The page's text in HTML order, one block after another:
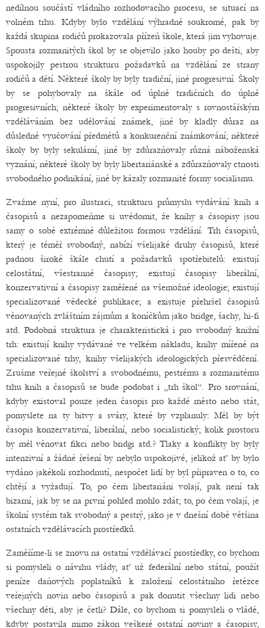
nedílnou součástí vládního rozhodovacího procesu, se situací na
volném trhu. Kdyby bylo vzdělání výhradně soukromé, pak by
každá skupina rodičů prokazovala přízeň škole, která jim vyhovuje.
Spousta rozmanitých škol by se objevilo jako houby po dešti, aby
uspokojily pestrou strukturu požadavků na vzdělání ze strany
rodičů a dětí. Některé školy by byly tradiční, jiné progresivní. Školy
by se pohybovaly na škále od úplně tradičních do úplně
progresivních; některé školy by experimentovaly s rovnostářským
vzděláváním bez udělování známek, jiné by kladly důraz na
důsledné vyučování předmětů a konkurenční známkování; některé
školy by byly sekulární, jiné by zdůrazňovaly různá náboženská
vyznání; některé školy by byly libertariánské a zdůrazňovaly ctnosti
svobodného podnikání, jiné by kázaly rozmanité formy socialismu.
Zvažme nyní, pro ilustraci, strukturu průmyslu vydávání knih a
časopisů a nezapomeňme si uvědomit, že knihy a časopisy jsou
samy o sobě extrémně důležitou formou vzdělání. Trh časopisů,
který je téměř svobodný, nabízí všelijaké druhy časopisů, které
padnou široké škále chutí a požadavků spotřebitelů: existují
celostátní, všestranné časopisy; existují časopisy liberální,
konzervativní a časopisy zaměřené na všemožné ideologie; existují
specializované vědecké publikace; a existuje přehršel časopisů
věnovaných zvláštním zájmům a koníčkům jako bridge, šachy, hi-fi
atd. Podobná struktura je charakteristická i pro svobodný knižní
trh: existují knihy vydávané ve velkém nákladu, knihy mířené na
specializované trhy, knihy všelijakých ideologických přesvědčení.
Zrušme veřejné školství a svobodnému, pestrému a rozmanitému
trhu knih a časopisů se bude podobat i „trh škol“. Pro srovnání,
kdyby existoval pouze jeden časopis pro každé město nebo stát,
pomyslete na ty bitvy a sváry, které by vzplanuly: Měl by být
časopis konzervativní, liberální, nebo socialistický; kolik prostoru
by měl věnovat fikci nebo bridgi atd.? Tlaky a konflikty by byly
intenzivní a žádné řešení by nebylo uspokojivé, jelikož ať by bylo
vydáno jakékoli rozhodnutí, nespočet lidí by byl připraven o to, co
chtějí a vyžadují. To, po čem libertariáni volají, pak není tak
bizarní, jak by se na první pohled mohlo zdát; to, po čem volají, je
školní systém tak svobodný a pestrý, jako je v dnešní době většina
ostatních vzdělávacích prostředků.
Zaměříme-li se znovu na ostatní vzdělávací prostředky, co bychom
si pomysleli o návrhu vlády, ať už federální nebo státní, použít
peníze daňových poplatníků k založení celostátního řetězce
veřejných novin nebo časopisů a pak donutit všechny lidi nebo
všechny děti, aby je četli? Dále, co bychom si pomysleli o vládě,
kdyby postavila mimo zákon veškeré ostatní noviny a časopisy,